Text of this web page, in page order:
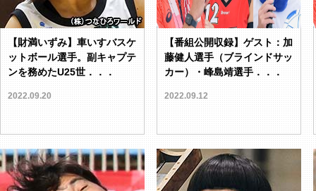
【財満いずみ】車いすバスケ
ットボール選手。副キャプテ
ンを務めたU25世．．．
2022.09.20
【番組公開収録】ゲスト：加
藤健人選手（ブラインドサッ
カー）・峰島靖選手．．．
2022.09.12